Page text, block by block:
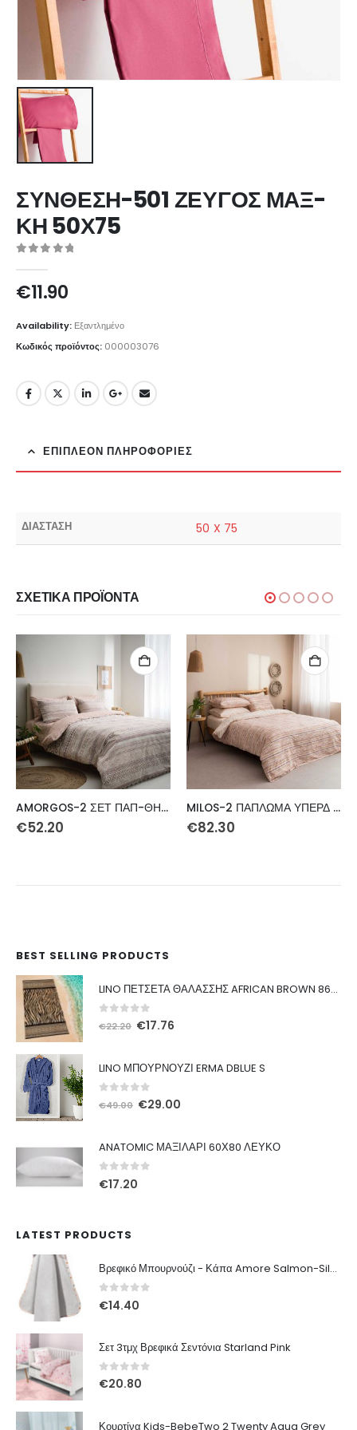
ΣΥΝΘΕΣΗ-501 ΖΕΥΓΟΣ ΜΑΞ-
ΚΗ 50Χ75
€11.90
Availability: Εξαντλημένο
Κωδικός προϊόντος: 000003076
ΕΠΙΠΛΈΟΝ ΠΛΗΡΟΦΟΡΊΕΣ
ΔΙΑΣΤΑΣΗ 50 X 75
ΣΧΕΤΙΚΆ ΠΡΟΪΌΝΤΑ
MILOS-2 ΠΑΠΛΩΜΑ ΥΠΕΡΔ 220Χ230
€82.30
ZELMA-1 ΣΕΤ ΠΑΠ-ΘΗΚΗ ΥΠΕΡ 230Χ240 3ΤΕΜ
€60.80
BEST SELLING PRODUCTS
LINO ΠΕΤΣΕΤΑ ΘΑΛΑΣΣΗΣ AFRICAN BROWN 86X160
out of 5
€22.20 Original
€17.76
LINO ΜΠΟΥΡΝΟΥΖΙ ERMA DBLUE S
out of 5
€49.00 Original
€29.00
ANATOMIC ΜΑΞΙΛΑΡΙ 60Χ80 ΛΕΥΚΟ
0out of 5
€17.20
LATEST PRODUCTS
Βρεφικό Μπουρνούζι - Κάπα Amore Salmon-Silver
0out of 5
€14.40
Σετ 3τμχ Βρεφικά Σεντόνια Starland Pink
0out of 5
€20.80
Κουρτίνα Kids-BebeTwo 2 Twenty Aqua Grey